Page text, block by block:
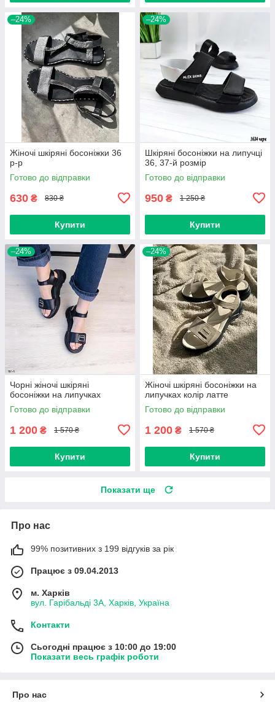
–24%
Жіночі шкіряні босоніжки 36
р-р
Готово до відправки
630 ₴ 830 ₴
Купити
–24%
Шкіряні босоніжки на липучці
36, 37-й розмір
Готово до відправки
950 ₴ 1 250 ₴
Купити
–24%
Чорні жіночі шкіряні
босоніжки на липучках
Готово до відправки
1 200 ₴ 1 570 ₴
Купити
–24%
Жіночі шкіряні босоніжки на
липучках колір латте
Готово до відправки
1 200 ₴ 1 570 ₴
Купити
Показати ще
Про нас
99% позитивних з 199 відгуків за рік
Працює з 09.04.2013
м. Харків
вул. Гарібальді 3А, Харків, Україна
Контакти
Сьогодні працює з 10:00 до 19:00
Показати весь графік роботи
Про нас